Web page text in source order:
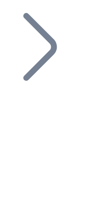
Bitnovo
dans votre entreprise et
écosystème.
distributeurs et
projet à notre service